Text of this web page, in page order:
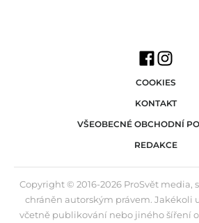
COOKIES
KONTAKT
VŠEOBECNÉ OBCHODNÍ
REDAKCE
Copyright © 2016-2026 ProSvět media,
chráněn autorským právem. Jakékoli
včetně publikování nebo jiného šíření